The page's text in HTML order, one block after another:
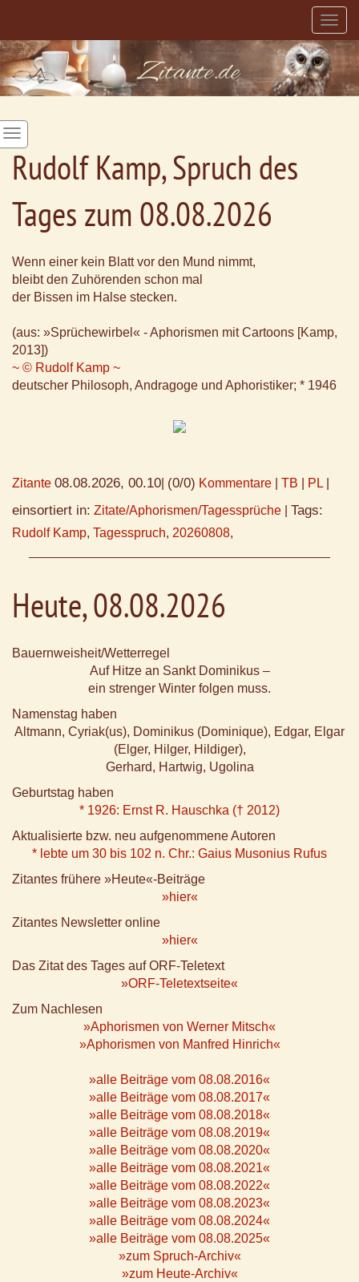
Rudolf Kamp, Spruch des
Tages zum 08.08.2026
Wenn einer kein Blatt vor den Mund nimmt,
bleibt den Zuhörenden schon mal
der Bissen im Halse stecken.
(aus: »Sprüchewirbel« - Aphorismen mit Cartoons [Kamp,
2013])
~ © Rudolf Kamp ~
deutscher Philosoph, Andragoge und Aphoristiker; * 1946
Zitante 08.08.2026, 00.10 (0/0) Kommentare TB PL
einsortiert in: Zitate/Aphorismen/Tagessprüche Tags:
Rudolf Kamp, Tagesspruch, 20260808,
Heute, 08.08.2026
Bauernweisheit/Wetterregel
Auf Hitze an Sankt Dominikus –
ein strenger Winter folgen muss.
Namenstag haben
Altmann, Cyriak(us), Dominikus (Dominique), Edgar, Elgar
(Elger, Hilger, Hildiger),
Gerhard, Hartwig, Ugolina
Geburtstag haben
* 1926: Ernst R. Hauschka († 2012)
Aktualisierte bzw. neu aufgenommene Autoren
* lebte um 30 bis 102 n. Chr.: Gaius Musonius Rufus
Zitantes frühere »Heute«-Beiträge
»hier«
Zitantes Newsletter online
»hier«
Das Zitat des Tages auf ORF-Teletext
»ORF-Teletextseite«
Zum Nachlesen
»Aphorismen von Werner Mitsch«
»Aphorismen von Manfred Hinrich«
»alle Beiträge vom 08.08.2016«
»alle Beiträge vom 08.08.2017«
»alle Beiträge vom 08.08.2018«
»alle Beiträge vom 08.08.2019«
»alle Beiträge vom 08.08.2020«
»alle Beiträge vom 08.08.2021«
»alle Beiträge vom 08.08.2022«
»alle Beiträge vom 08.08.2023«
»alle Beiträge vom 08.08.2024«
»alle Beiträge vom 08.08.2025«
»zum Spruch-Archiv«
»zum Heute-Archiv«